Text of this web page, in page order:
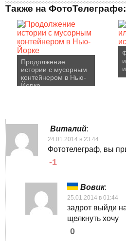
Также на ФотоТелеграфе:
Продолжение
истории с мусорным
контейнером в Нью-
Йорке
Виталий:
24.01.2014 в 23:44
Фототелеграф, вы
-1
Вовик:
25.01.2014 в 01:44
задрот выйди
щелкнуть хочу
0